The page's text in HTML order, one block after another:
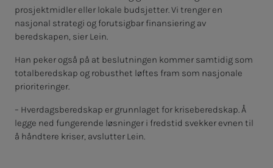
prosjektmidler eller lokale budsjetter. Vi trenger en
nasjonal strategi og forutsigbar finansiering av
beredskapen, sier Lein.
Han peker også på at beslutningen kommer samtidig som
totalberedskap og robusthet løftes fram som nasjonale
prioriteringer.
– Hverdagsberedskap er grunnlaget for kriseberedskap. Å
legge ned fungerende løsninger i fredstid svekker evnen til
å håndtere kriser, avslutter Lein.